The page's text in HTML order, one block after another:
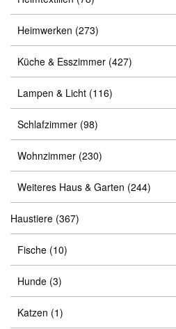
Heimwerken (273)
Küche & Esszimmer (427)
Lampen & Licht (116)
Schlafzimmer (98)
Wohnzimmer (230)
Weiteres Haus & Garten (244)
Haustiere (367)
Fische (10)
Hunde (3)
Katzen (1)